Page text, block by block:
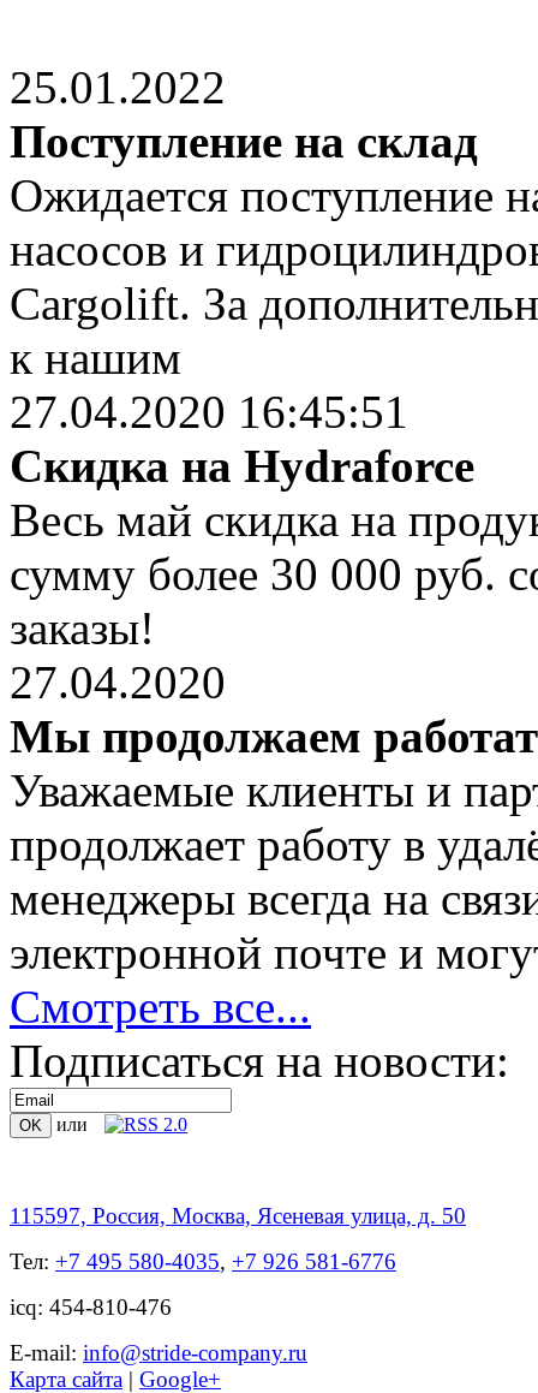
25.01.2022
Поступление на склад
Ожидается поступление
насосов и
Cargolift. За
к нашим
27.04.2020 16:45:51
Скидка на Hydraforce
Весь май скидка на
сумму более 30 000 руб.
заказы!
27.04.2020
Мы продолжаем
Уважаемые клиенты и
продолжает работу в
менеджеры всегда на
электронной почте и
Смотреть все...
Подписаться на новости:
или
115597, Россия, Москва, Ясеневая улица, д. 50
Тел: +7 495 580-4035, +7 926 581-6776
icq: 454-810-476
Е-mail: info@stride-company.ru
Карта сайта | Google+